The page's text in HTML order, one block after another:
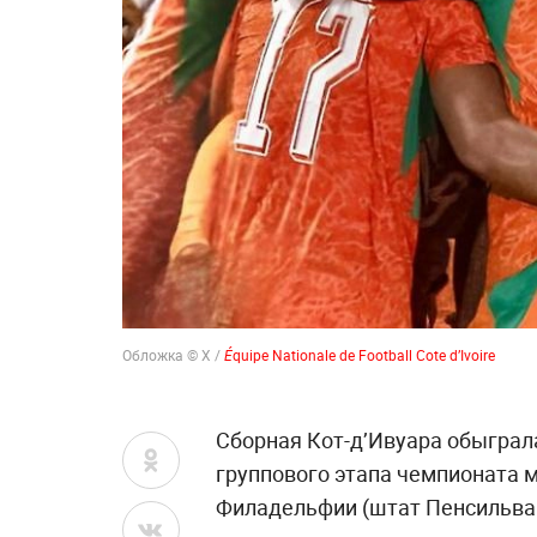
Обложка © Х /Équipe Nationale de Football Cote d’Ivoire
Сборная Кот-д’Ивуара
группового этапа чемпионата
Филадельфии (штат